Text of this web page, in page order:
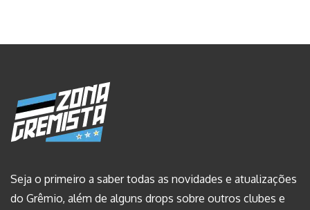
Seja o primeiro a saber todas as novidades e atualizações
do Grêmio, além de alguns drops sobre outros clubes e